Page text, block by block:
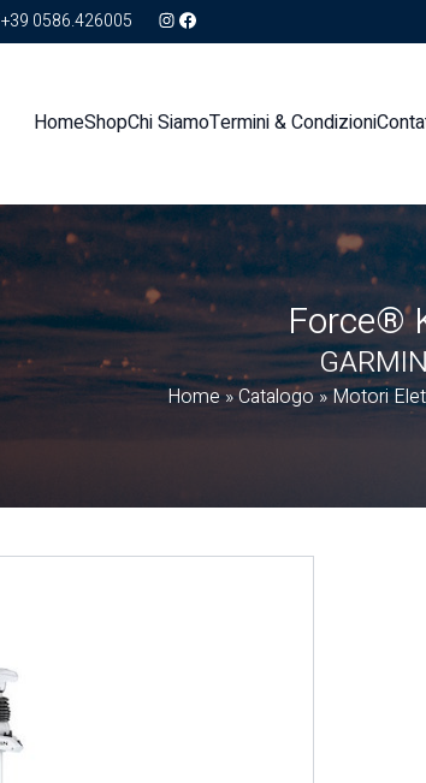
+39 0586.426005
HomeShopChi SiamoTermini & Condizioni
Force®
Home»Catalogo»Motori